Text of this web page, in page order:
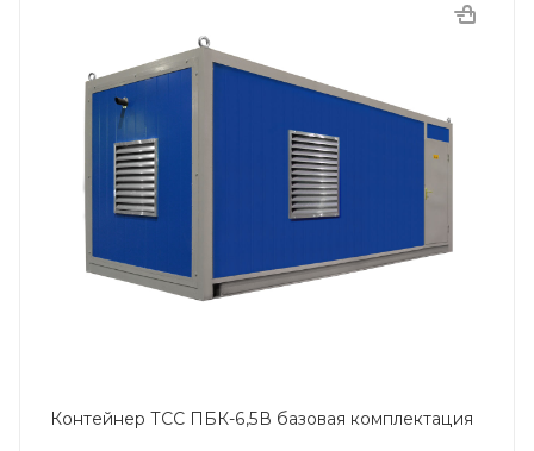
Контейнер ТСС ПБК-6,5В базовая комплектация